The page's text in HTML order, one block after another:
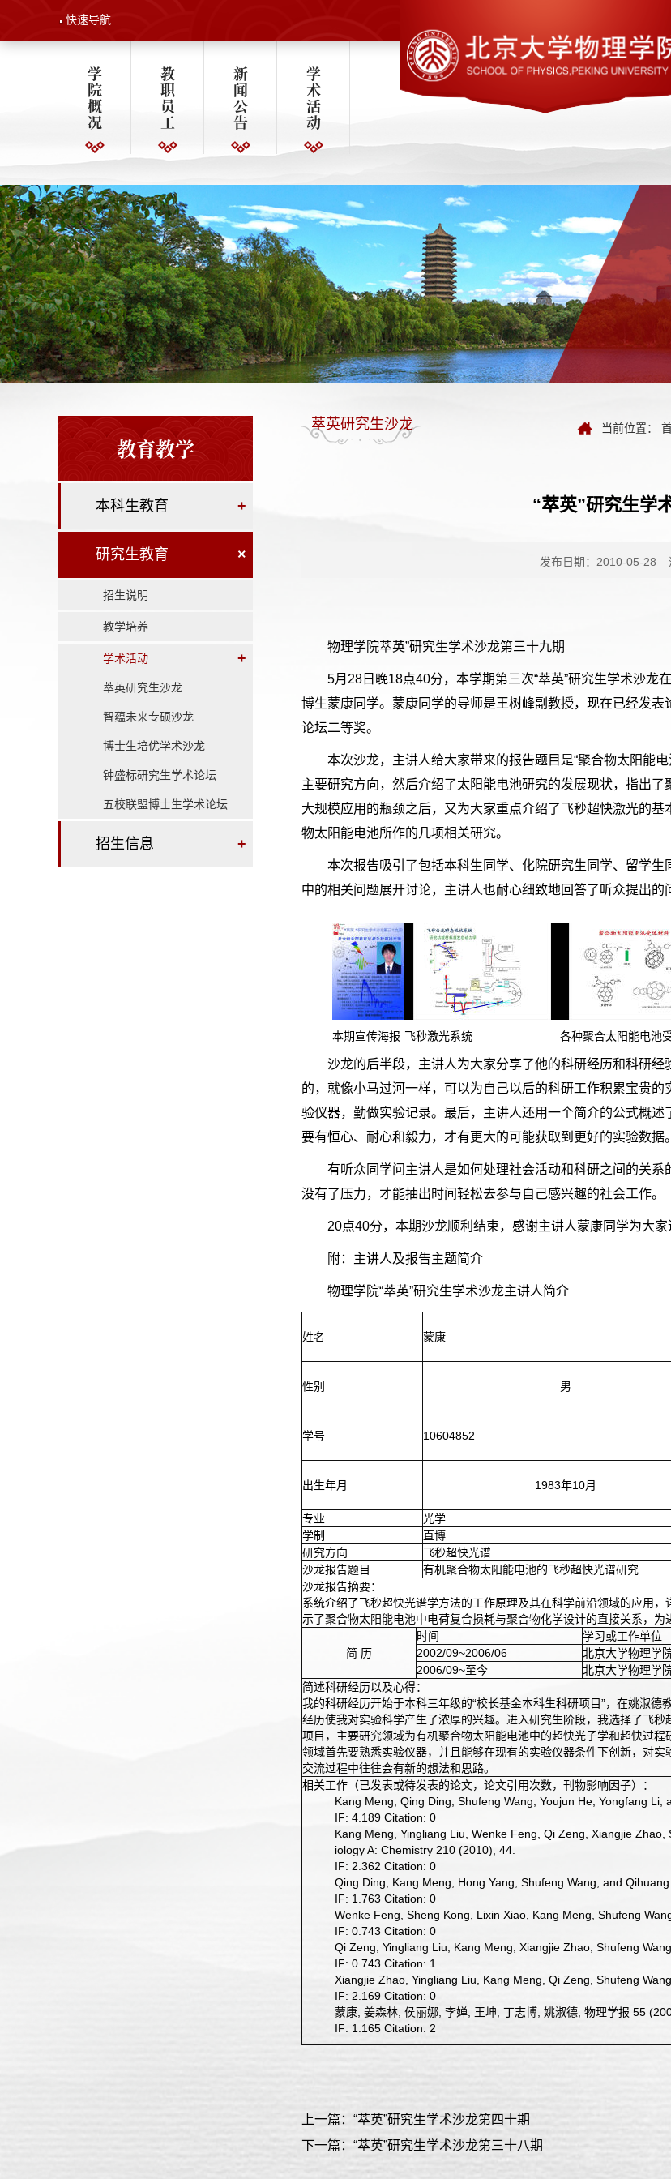
快速导航
学
院
概
况
教
职
员
工
新
闻
公
告
学
术
活
动
教育教学
本科生教育 +
研究生教育 ×
招生说明
教学培养
学术活动 +
萃英研究生沙龙
智蕴未来专硕沙龙
博士生培优学术沙龙
钟盛标研究生学术论坛
五校联盟博士生学术论坛
招生信息 +
萃英研究生沙龙 当前位置：
“萃英”研究生学
发布日期：2010-05-28
物理学院萃英”研究生学术沙龙第三十九期
5月28日晚18点40分，本学期第三次“萃英”研究生学术沙
博生蒙康同学。蒙康同学的导师是王树峰副教授，现在已经发
论坛二等奖。
本次沙龙，主讲人给大家带来的报告题目是“聚合物太阳能
主要研究方向，然后介绍了太阳能电池研究的发展现状，指出
大规模应用的瓶颈之后，又为大家重点介绍了飞秒超快激光的
物太阳能电池所作的几项相关研究。
本次报告吸引了包括本科生同学、化院研究生同学、留学
中的相关问题展开讨论，主讲人也耐心细致地回答了听众提出的
本期宣传海报 飞秒激光系统 各种聚合太阳能电池
沙龙的后半段，主讲人为大家分享了他的科研经历和科研
的，就像小马过河一样，可以为自己以后的科研工作积累宝贵
验仪器，勤做实验记录。最后，主讲人还用一个简介的公式概
要有恒心、耐心和毅力，才有更大的可能获取到更好的实验数据。
有听众同学问主讲人是如何处理社会活动和科研之间的关
没有了压力，才能抽出时间轻松去参与自己感兴趣的社会工作。
20点40分，本期沙龙顺利结束，感谢主讲人蒙康同学为大家
附：主讲人及报告主题简介
物理学院“萃英”研究生学术沙龙主讲人简介
姓名 蒙康
性别 男
学号 10604852
出生年月 1983年10月
专业 光学
学制
直博
研究方向
飞秒超快光谱
沙龙报告题目
有机聚合物太阳能电池的飞秒超快光谱研究
沙龙报告摘要：
系统介绍了飞秒超快光谱学方法的工作原理及其在科学前沿领域的应用
示了聚合物太阳能电池中电荷复合损耗与聚合物化学设计的直接关系，为
简 历
时间 学习或工作单位
2002/09~2006/06
北京大学物理学
2006/09~至今
北京大学物理学
简述科研经历以及心得：
我的科研经历开始于本科三年级的“校长基金本科生科研项目”，在姚淑
经历使我对实验科学产生了浓厚的兴趣。进入研究生阶段，我选择了飞
项目，主要研究领域为有机聚合物太阳能电池中的超快光子学和超快过
领域首先要熟悉实验仪器，并且能够在现有的实验仪器条件下创新，对
交流过程中往往会有新的想法和思路。
相关工作（已发表或待发表的论文，论文引用次数，刊物影响因子）：
Kang Meng, Qing Ding, Shufeng Wang, Youjun He, Yongfang
IF: 4.189 Citation: 0
Kang Meng, Yingliang Liu, Wenke Feng, Qi Zeng, Xiangjie
iology A: Chemistry 210 (2010), 44.
IF: 2.362 Citation: 0
Qing Ding, Kang Meng, Hong Yang, Shufeng Wang, and
IF: 1.763 Citation: 0
Wenke Feng, Sheng Kong, Lixin Xiao, Kang Meng, Shufeng
IF: 0.743 Citation: 0
Qi Zeng, Yingliang Liu, Kang Meng, Xiangjie Zhao, Shufeng
IF: 0.743 Citation: 1
Xiangjie Zhao, Yingliang Liu, Kang Meng, Qi Zeng, Shufeng
IF: 2.169 Citation: 0
蒙康, 姜森林, 侯丽娜, 李婵, 王坤, 丁志博, 姚淑德, 物理学报 55
IF: 1.165 Citation: 2
上一篇：“萃英”研究生学术沙龙第四十期
下一篇：“萃英”研究生学术沙龙第三十八期